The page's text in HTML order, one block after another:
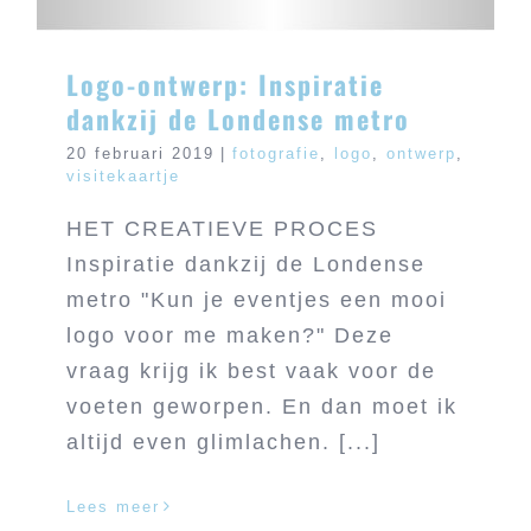
Logo-ontwerp: Inspiratie
dankzij de Londense metro
20 februari 2019 fotografie logo ontwerp
visitekaartje
HET CREATIEVE PROCES
Inspiratie dankzij de Londense
metro "Kun je eventjes een mooi
logo voor me maken?" Deze
vraag krijg ik best vaak voor de
voeten geworpen. En dan moet ik
altijd even glimlachen. [...]
Lees meer